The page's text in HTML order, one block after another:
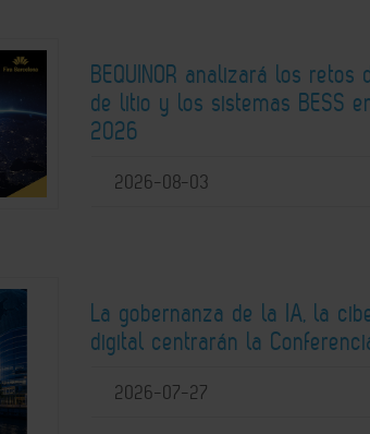
BEQUINOR analizará los
de litio y los sistemas BESS
2026
2026-08-03
La gobernanza de la IA, la
digital centrarán la
2026-07-27